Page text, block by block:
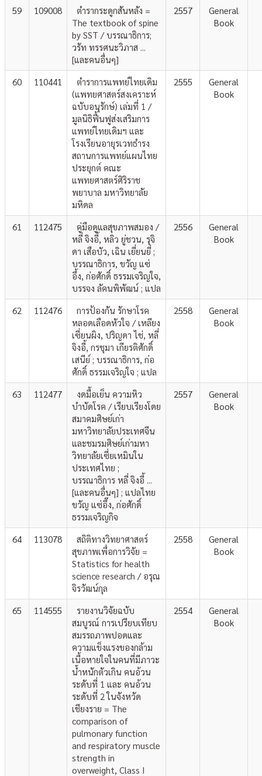
59 109008
ตำรากระดูกสันหลัง =
The textbook of spine
by SST / บรรณาธิการ;
วรัท ทรรศนะวิภาส ...
[และคนอื่นๆ]
2557
General
Book
60 110441
ตำราการแพทย์ไทยเดิม
(แพทยศาสตร์สงเคราะห์
ฉบับอนุรักษ์) เล่มที่ 1 /
มูลนิธิฟื้นฟูส่งเสริมการ
แพทย์ไทยเดิมฯ และ
โรงเรียนอายุรเวทธำรง
สถานการแพทย์แผนไทย
ประยุกต์ คณะ
แพทยศาสตร์ศิริราช
พยาบาล มหาวิทยาลัย
มหิดล
2555
General
Book
61 112475
คู่มือดูแลสุขภาพสมอง /
หลี่ จิงอี้, หลิว ยู่ชวน, รุจิ
ดา เสือบัว, เฉิน เยี่ยนยี่ ;
บรรณาธิการ, ขวัญ แซ่
อึ้ง, ก่อศักดิ์ ธรรมเจริญใจ,
บรรจง ลัคนพิพัฒน์ ; แปล
2556
General
Book
62 112476
การป้องกัน รักษาโรค
หลอดเลือดหัวใจ / เหลียง
เซี่ยนผิง, ปริญดา ไช่, หลี่
จิงอี้, กรชุมา เกียรติศักดิ์
เสนีย์ ; บรรณาธิการ, ก่อ
ศักดิ์ ธรรมเจริญใจ ; แปล
2558
General
Book
63 112477
งดมื้อเย็น ความหิว
บำบัดโรค / เรียบเรียงโดย
สมาคมศิษย์เก่า
มหาวิทยาลัยประเทศจีน
และชมรมศิษย์เก่ามหา
วิทยาลัยเซี่ยเหมินใน
ประเทศไทย ;
บรรณาธิการ หลี่ จิงอี้ ...
[และคนอื่นๆ] ; แปลไทย
ขวัญ แซ่อึ๊ง, ก่อศักดิ์
ธรรมเจริญกิจ
2557
General
Book
64 113078
สถิติทางวิทยาศาสตร์
สุขภาพเพื่อการวิจัย =
Statistics for health
science research / อรุณ
จิรวัฒน์กุล
2558
General
Book
65 114555
รายงานวิจัยฉบับ
สมบูรณ์ การเปรียบเทียบ
สมรรถภาพปอดและ
ความแข็งแรงของกล้าม
เนื้อหายใจในคนที่มีภาวะ
น้ำหนักตัวเกิน คนอ้วน
ระดับที่ 1 และ คนอ้วน
ระดับที่ 2 ในจังหวัด
เชียงราย = The
comparison of
pulmonary function
and respiratory muscle
strength in
overweight, Class I
2554
General
Book